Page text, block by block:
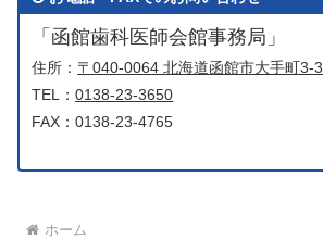
「函館歯科医師会館事務局」
住所： 〒040-0064 北海道函館市大手町3-3
TEL：0138-23-3650
FAX：0138-23-4765
ホーム